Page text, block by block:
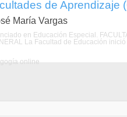
de Aprendizaje
María Vargas
en Educación Especial.
La Facultad de Educación
online